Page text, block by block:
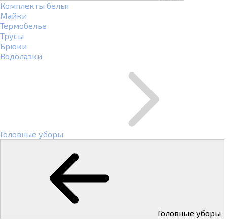
Комплекты белья
Майки
Термобелье
Трусы
Брюки
Водолазки
Головные уборы
Головные уборы